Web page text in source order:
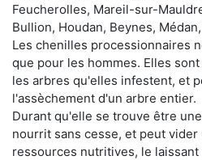
Feucherolles, Mareil-sur-
Bullion, Houdan, Beynes,
Les chenilles processionnaires
que pour les hommes. Elles
les arbres qu'elles infestent, et
l'assèchement d'un arbre entier.
Durant qu'elle se trouve être
nourrit sans cesse, et peut
ressources nutritives, le